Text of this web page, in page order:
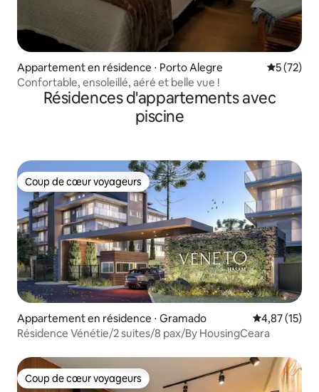
Appartement en résidence ⋅ Porto Alegre
5 (72)
Confortable, ensoleillé, aéré et belle vue !
Résidences d'appartements avec
piscine
Coup de cœur voyageurs
Coup de cœur voyageurs
Appartement en résidence ⋅ Gramado Évaluation
4,87 (15)
Résidence Vénétie/2 suites/8 pax/By HousingCeara
Coup de cœur voyageurs
Coup de cœur voyageurs